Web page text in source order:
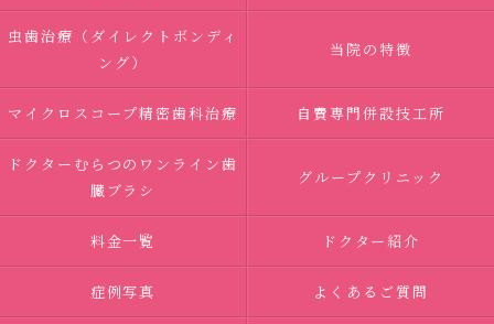
虫歯治療（ダイレクトボンディ
ング）
当院の特徴
マイクロスコープ精密歯科治療 自費専門併設技工所
ドクターむらつのワンライン歯
臓ブラシ
グループクリニック
料金一覧 ドクター紹介
症例写真 よくあるご質問